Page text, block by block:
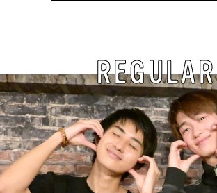
REGULAR